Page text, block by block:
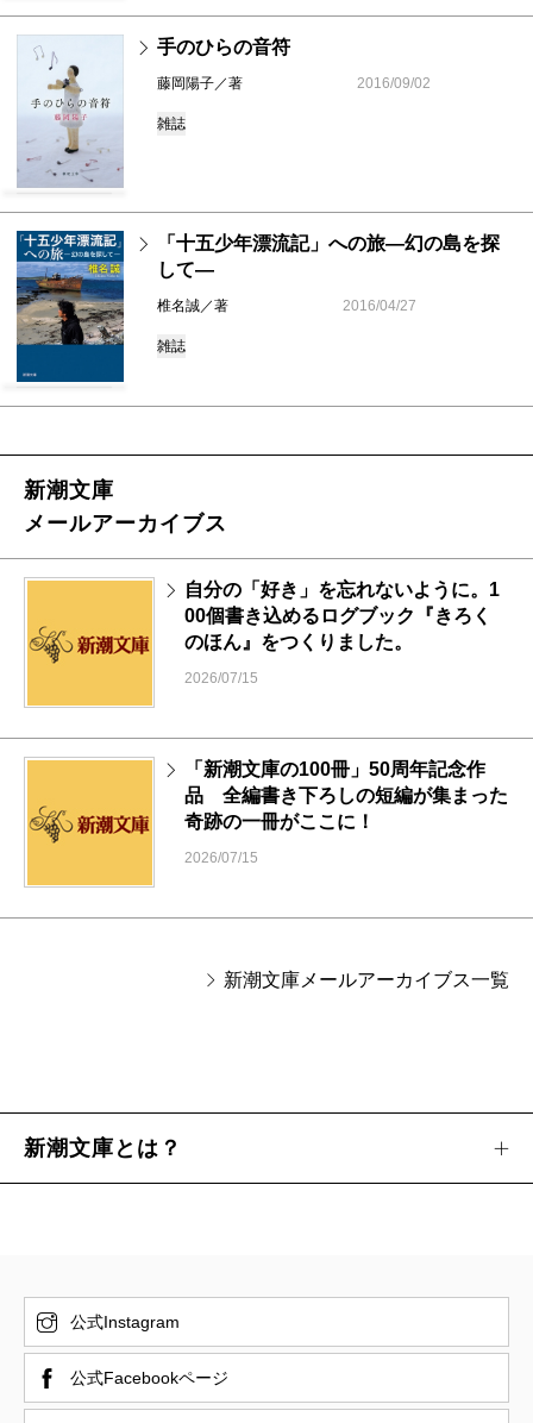
手のひらの音符
藤岡陽子／著 2016/09/02
雑誌
「十五少年漂流記」への旅―幻の島を探
して―
椎名誠／著 2016/04/27
雑誌
新潮文庫
メールアーカイブス
自分の「好き」を忘れないように。1
00個書き込めるログブック『きろく
のほん』をつくりました。
2026/07/15
「新潮文庫の100冊」50周年記念作
品 全編書き下ろしの短編が集まった
奇跡の一冊がここに！
2026/07/15
新潮文庫メールアーカイブス一覧
新潮文庫とは？
公式Instagram
公式Facebookページ